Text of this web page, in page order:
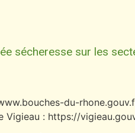
sur les
du-
Vigieau : https://